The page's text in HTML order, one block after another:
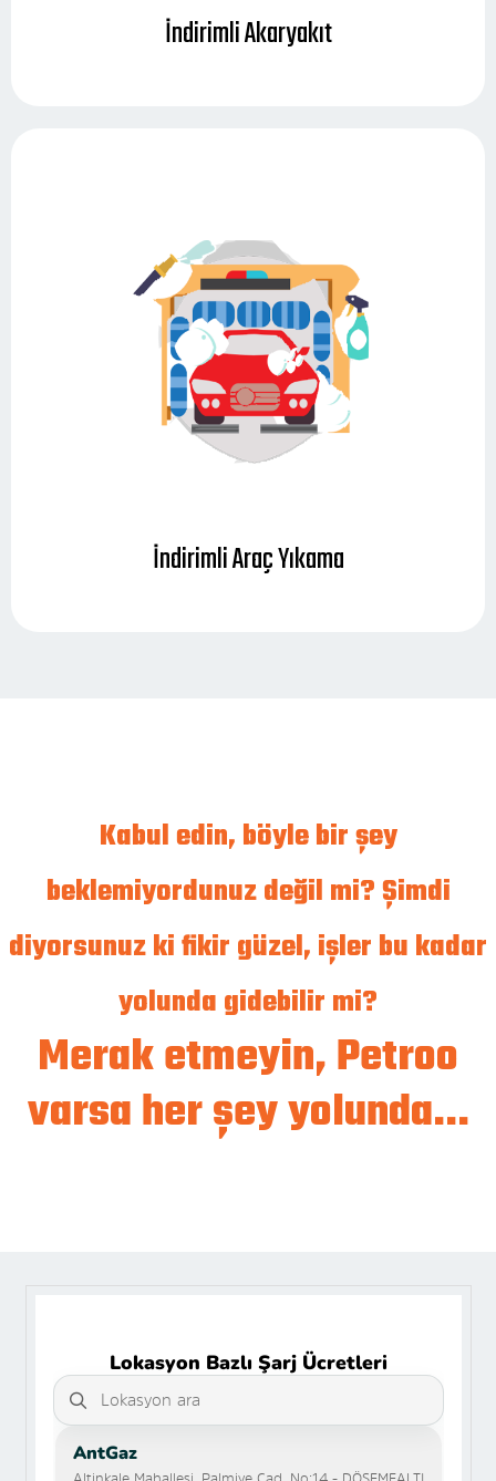
İndirimli Akaryakıt
İndirimli Araç Yıkama
Kabul edin, böyle bir şey
beklemiyordunuz değil mi? Şimdi
diyorsunuz ki fikir güzel, işler bu kadar
yolunda gidebilir mi?
Merak etmeyin, Petroo
varsa her şey yolunda...